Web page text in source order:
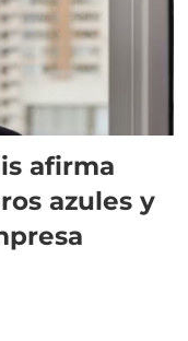
afirma
azules y